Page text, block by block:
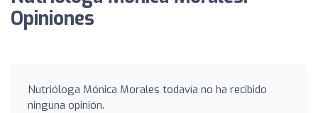
Opiniones
Nutrióloga Mónica Morales todavía no ha recibido
ninguna opinión.